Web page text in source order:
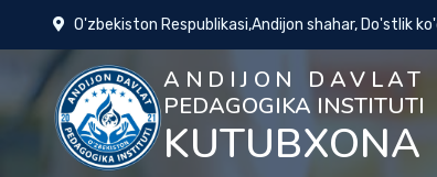
O'zbekiston Respublikasi,Andijon shahar, Do'stlik
ANDIJON DAVLAT
PEDAGOGIKA INSTITUTI
KUTUBXONA